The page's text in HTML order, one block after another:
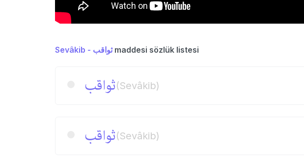
Sevâkib - ثواقبmaddesi sözlük listesi
ثواقب(Sevâkib)
ثواقب(Sevâkib)